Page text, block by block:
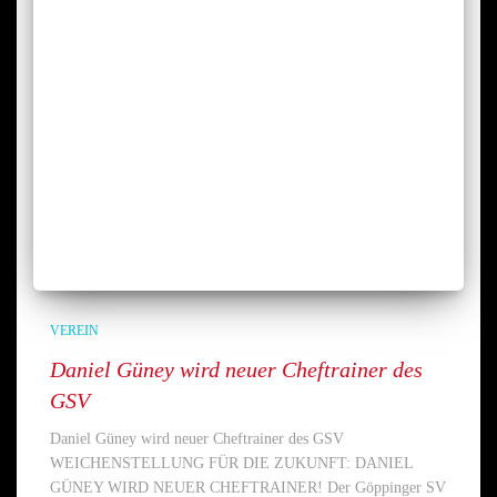
VEREIN
Daniel Güney wird neuer Cheftrainer des
GSV
Daniel Güney wird neuer Cheftrainer des GSV
WEICHENSTELLUNG FÜR DIE ZUKUNFT: DANIEL
GÜNEY WIRD NEUER CHEFTRAINER! Der Göppinger SV